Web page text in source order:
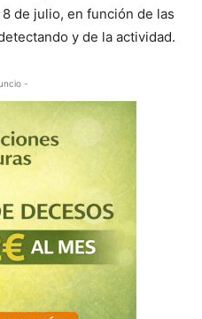
de julio, en función de las
y de la actividad.
-